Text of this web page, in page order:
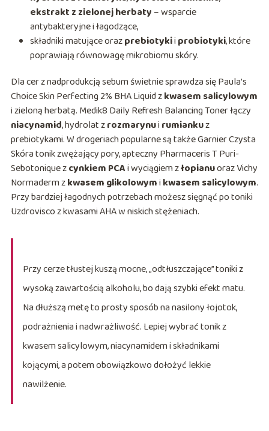
ekstrakt z zielonej herbaty – wsparcie
antybakteryjne i łagodzące,
składniki matujące orazprebiotykii probiotyki, które
poprawiają równowagę mikrobiomu skóry.
Dla cer z nadprodukcją sebum świetnie sprawdza się Paula’s
Choice Skin Perfecting 2% BHA Liquid zkwasem salicylowym
i zieloną herbatą. Medik8 Daily Refresh Balancing Toner łączy
niacynamid, hydrolat zrozmarynui rumiankuz
prebiotykami. W drogeriach popularne są także Garnier Czysta
Skóra tonik zwężający pory, apteczny Pharmaceris T Puri-
Sebotonique zcynkiem PCAi wyciągiem złopianuoraz Vichy
Normaderm zkwasem glikolowymi kwasem salicylowym.
Przy bardziej łagodnych potrzebach możesz sięgnąć po toniki
Uzdrovisco z kwasami AHA w niskich stężeniach.
Przy cerze tłustej kuszą mocne, „odtłuszczające” toniki z
wysoką zawartością alkoholu, bo dają szybki efekt matu.
Na dłuższą metę to prosty sposób na nasilony łojotok,
podrażnienia i nadwrażliwość. Lepiej wybrać tonik z
kwasem salicylowym, niacynamidem i składnikami
kojącymi, a potem obowiązkowo dołożyć lekkie
nawilżenie.